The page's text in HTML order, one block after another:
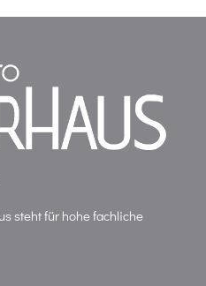
steht für hohe fachliche